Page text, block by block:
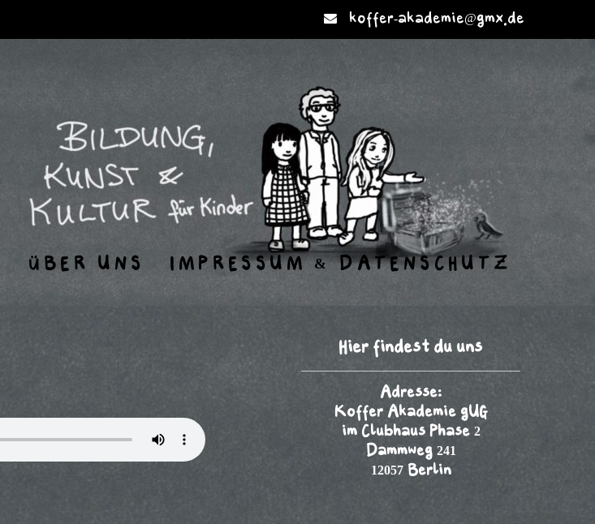
koffer-akademie@gmx.de
ÜBER UNS IMPRESSUM & DATENSCHUTZ
Hier findest du uns
Adresse:
Koffer Akademie gUG
im Clubhaus Phase 2
Dammweg 241
12057 Berlin